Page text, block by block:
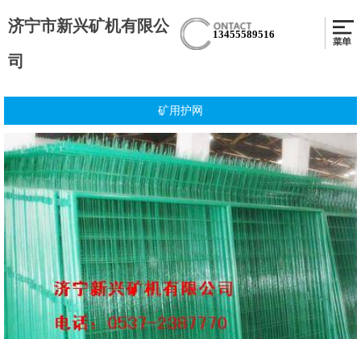
济宁市新兴矿机有限公
司
13455589516
矿用护网